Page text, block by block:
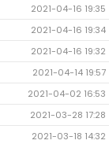
2021-04-16 19:35
2021-04-16 19:34
2021-04-16 19:32
2021-04-14 19:57
2021-04-02 16:53
2021-03-28 17:28
2021-03-18 14:32